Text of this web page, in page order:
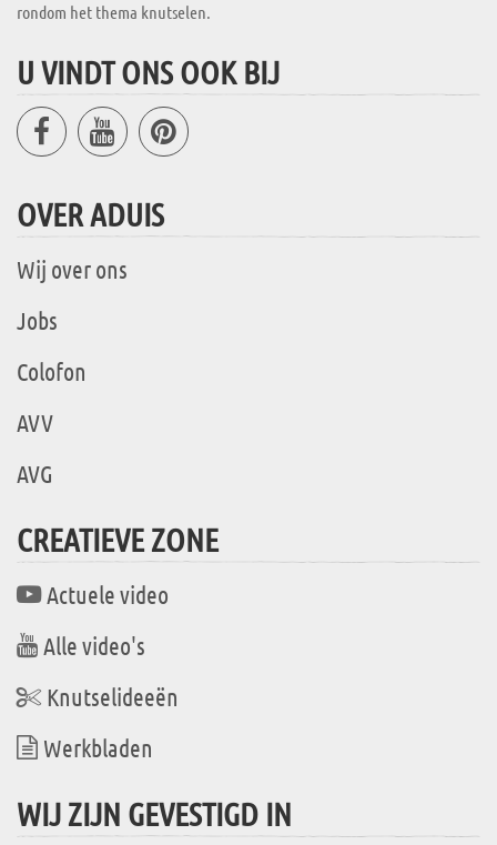
rondom het thema knutselen.
U VINDT ONS OOK BIJ
OVER ADUIS
Wij over ons
Jobs
Colofon
AVV
AVG
CREATIEVE ZONE
Actuele video
Alle video's
Knutselideeën
Werkbladen
WIJ ZIJN GEVESTIGD IN